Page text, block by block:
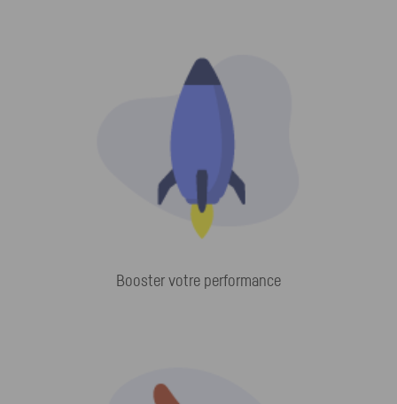
Booster votre performance